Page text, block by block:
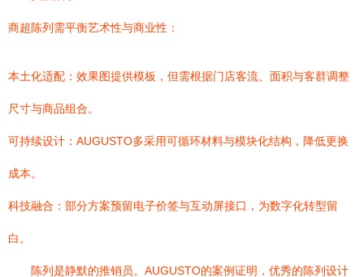
商超陈列需平衡艺术性与商业性：
本土化适配：效果图提供模板，但需根据门店客流、面积与客群调整
尺寸与商品组合。
可持续设计：AUGUSTO多采用可循环材料与模块化结构，降低更换
成本。
科技融合：部分方案预留电子价签与互动屏接口，为数字化转型留
白。
陈列是静默的推销员。AUGUSTO的案例证明，优秀的陈列设计